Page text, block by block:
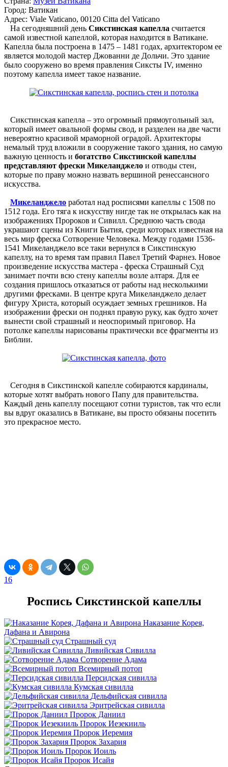
Город: Ватикан
Адрес: Viale Vaticano, 00120 Citta del Vaticano
На сегодняшний день Сикстинская капелла считается
самой известной капеллой, которая находится в Ватикане.
Капелла была построена в 1475 – 1481 годах, архитектором ее
является молодой мастер Джованни де Дольчи. Это здание
было сооружено во время правления Сиксты IV, именно
поэтому капелла имеет такое название.
Сикстинская капелла – это огромный прямоугольный зал,
который имеет овальной формы свод, и разделен на две части
невероятно красивой мраморной оградой. Архитекторы
немалый труд вложили в сооружение такого здания, но самую
важную ценность и богатство Сикстинской капеллы
представляют фрески Микеланджело и отводы стен,
которые по праву можно назвать вершиной ренессансного
искусства.
Микеланджело работал над росписями капеллы с 1508 по
1512 года. Его тяга к искусству нигде так не открылась как на
изображениях Пророков и Сивилл. Среднюю часть свода
украшают сцены из Книги Бытия, среди которых известная на
весь мир фреска Сотворение Человека. Между годами 1536-
1541 Микеланджело все таки вернулся в Сикстинскую
капеллу, на то время там правил Павел Третий Фарнез. Новое
произведение искусства мастера - фреска Страшный Суд
занимает почти всю стену капеллы возле алтаря. Для ее
создания пришлось отказаться от работы над несколькими
другими фресками. В центре круга Микеланджело делает
фигуру Христа, который осуждает земных грешников. На
изображении фрески он поднял правую руку, как будто хочет
вынести свой страшный и неоспоримый приговор. На
потолке капеллы нарисованы практически все фрагменты из
Библии.
Сегодня в Сикстинской капелле собираются кардиналы,
которые хотят выбрать нового Папу для правительства.
Каждый день капеллу посещают сотни туристов, так что если
вы вдруг оказались в Ватикане, вы просто обязаны посетить
это прекрасное место.
16
Роспись Сикстинской капеллы
Наказание Корея,
Дафана и Авирона
Страшный суд
Ливийская Сивилла
Сотворение Адама
Всемирный потоп
Персидская сивилла
Кумская сивилла
Дельфийская сивилла
Эритрейская сивилла
Пророк Даниил
Пророк Иезекииль
Пророк Иеремия
Пророк Захария
Пророк Иоиль
Пророк Исайя